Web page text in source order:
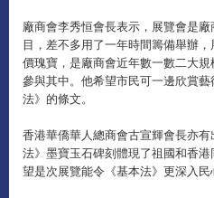
廠商會李秀恒會長表示，展覽會是
目，差不多用了一年時間籌備舉辦
價瑰寶，是廠商會近年數一數二大
參與其中。他希望市民可一邊欣賞
法》的條文。
香港華僑華人總商會古宣輝會長亦
法》墨寶玉石碑刻體現了祖國和香
望是次展覽能令《基本法》更深入民